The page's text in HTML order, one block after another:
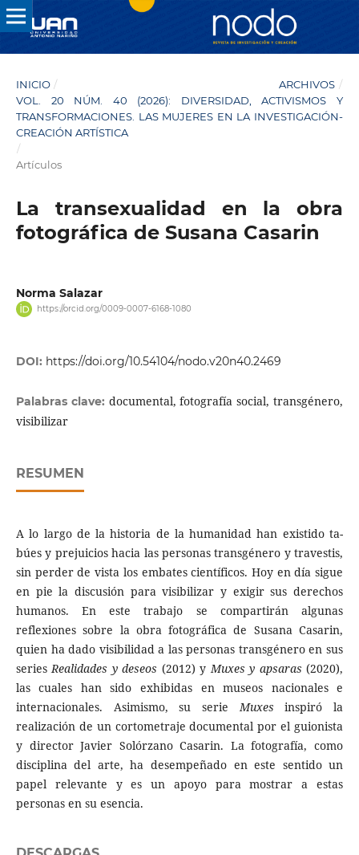
INICIO / ARCHIVOS /
VOL. 20 NÚM. 40 (2026): DIVERSIDAD, ACTIVISMOS Y
TRANSFORMACIONES. LAS MUJERES EN LA INVESTIGACIÓN-
CREACIÓN ARTÍSTICA
/
Artículos
La transexualidad en la obra
fotográfica de Susana Casarin
Norma Salazar
https://orcid.org/0009-0007-6168-1080
DOI: https://doi.org/10.54104/nodo.v20n40.2469
Palabras clave: documental, fotografía social, transgénero,
visibilizar
RESUMEN
A lo largo de la historia de la humanidad han existido ta­
búes y pre­juicios hacia las personas transgénero y travestis,
sin perder de vista los embates científicos. Hoy en día si­gue
en pie la discusión para visibilizar y exigir sus de­rechos
humanos. En este trabajo se com­parti­rán algu­nas
reflexiones sobre la obra fotográfica de Su­sana Casarin,
quien ha dado visibilidad a las personas transgéne­ro en sus
seriesRealidades y deseos (2012) yMuxes y apsaras (2020),
las cuales han sido exhibidas en museos nacionales e
internacionales. Asimismo, su serieMuxes inspiró la
realización de un cortometraje documental por el guionista
y director Javier Solórzano Casarin. La fotografía, como
disciplina del arte, ha de­sem­peñado en este sentido un
papel relevante y es un apoyo para mostrar a estas
personas en su esencia.